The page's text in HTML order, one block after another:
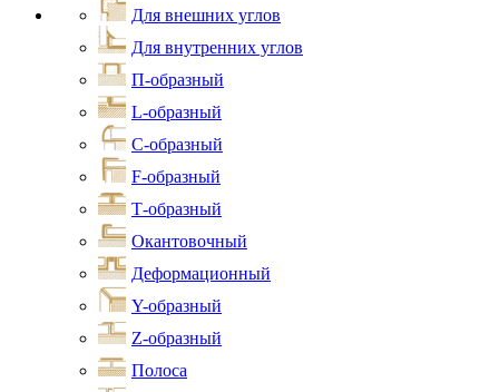
Для внешних углов
Для внутренних углов
П-образный
L-образный
С-образный
F-образный
Т-образный
Окантовочный
Деформационный
Y-образный
Z-образный
Полоса